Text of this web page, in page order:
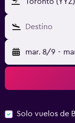
Destino
mar. 8/9 -
Solo vuelos de